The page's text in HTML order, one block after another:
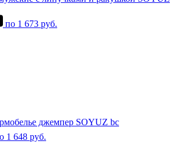
по 1 673 руб.
джемпер SOYUZ bc
1 648 руб.